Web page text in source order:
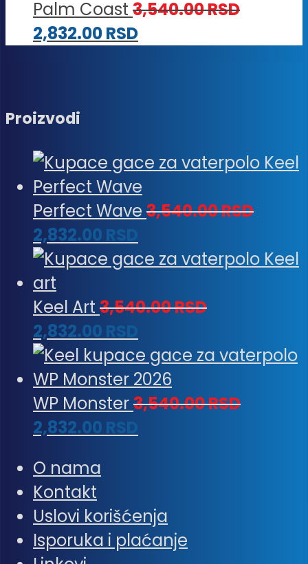
Palm Coast 3,540.00RSD
2,832.00RSD
Proizvodi
Perfect Wave 3,540.00RSD
2,832.00 RSD
Keel Art 3,540.00RSD
2,832.00 RSD
WP Monster3,540.00RSD
2,832.00 RSD
O nama
Kontakt
Uslovi korišćenja
Isporuka i plaćanje